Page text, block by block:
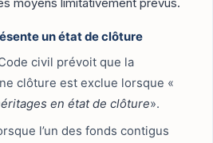
moyens limitativement prévus.
un état de clôture
civil prévoit que la
clôture est exclue lorsque «
en état de clôture».
l’un des fonds contigus